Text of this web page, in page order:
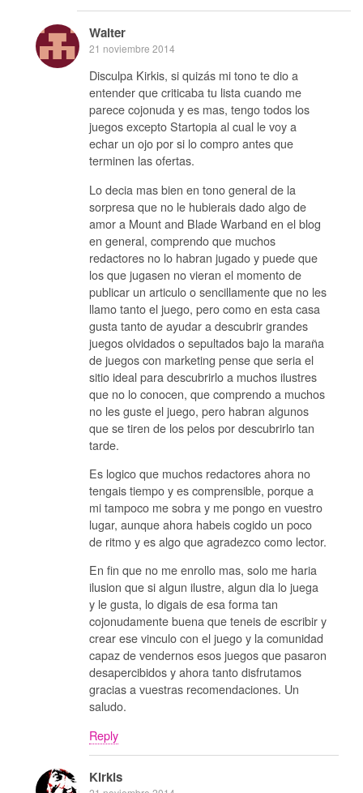
Walter
21 noviembre 2014
Disculpa Kirkis, si quizás mi tono te dio a
entender que criticaba tu lista cuando me
parece cojonuda y es mas, tengo todos los
juegos excepto Startopia al cual le voy a
echar un ojo por si lo compro antes que
terminen las ofertas.
Lo decia mas bien en tono general de la
sorpresa que no le hubierais dado algo de
amor a Mount and Blade Warband en el blog
en general, comprendo que muchos
redactores no lo habran jugado y puede que
los que jugasen no vieran el momento de
publicar un articulo o sencillamente que no les
llamo tanto el juego, pero como en esta casa
gusta tanto de ayudar a descubrir grandes
juegos olvidados o sepultados bajo la maraña
de juegos con marketing pense que seria el
sitio ideal para descubrirlo a muchos ilustres
que no lo conocen, que comprendo a muchos
no les guste el juego, pero habran algunos
que se tiren de los pelos por descubrirlo tan
tarde.
Es logico que muchos redactores ahora no
tengais tiempo y es comprensible, porque a
mi tampoco me sobra y me pongo en vuestro
lugar, aunque ahora habeis cogido un poco
de ritmo y es algo que agradezco como lector.
En fin que no me enrollo mas, solo me haria
ilusion que si algun ilustre, algun dia lo juega
y le gusta, lo digais de esa forma tan
cojonudamente buena que teneis de escribir y
crear ese vinculo con el juego y la comunidad
capaz de vendernos esos juegos que pasaron
desapercibidos y ahora tanto disfrutamos
gracias a vuestras recomendaciones. Un
saludo.
Reply
Kirkis